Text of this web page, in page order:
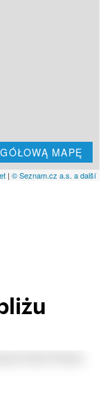
MAPĘ
| © Seznam.cz a.s. a další